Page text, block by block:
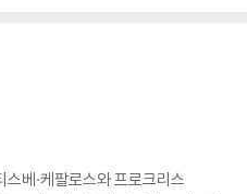
베·케팔로스와 프로크리스